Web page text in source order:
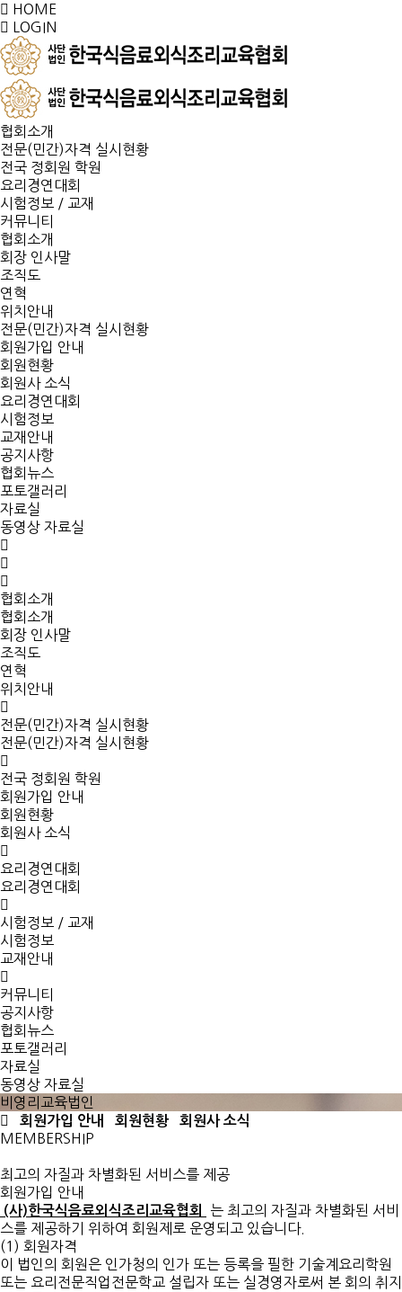
HOME
LOGIN
협회소개
전문(민간)자격 실시현황
전국 정회원 학원
요리경연대회
시험정보 / 교재
커뮤니티
협회소개
회장 인사말
조직도
연혁
위치안내
전문(민간)자격 실시현황
회원가입 안내
회원현황
회원사 소식
요리경연대회
시험정보
교재안내
공지사항
협회뉴스
포토갤러리
자료실
동영상 자료실
협회소개
협회소개
회장 인사말
조직도
연혁
위치안내
전문(민간)자격 실시현황
전문(민간)자격 실시현황
전국 정회원 학원
회원가입 안내
회원현황
회원사 소식
요리경연대회
요리경연대회
시험정보 / 교재
시험정보
교재안내
커뮤니티
공지사항
협회뉴스
포토갤러리
자료실
동영상 자료실
비영리교육법인
회원가입 안내 회원현황 회원사 소식
MEMBERSHIP
최고의 자질과 차별화된 서비스를 제공
회원가입 안내
(사)한국식음료외식조리교육협회
는 최고의 자질과 차별화된 서비
스를 제공하기 위하여 회원제로 운영되고 있습니다.
(1) 회원자격
이 법인의 회원은 인가청의 인가 또는 등록을 필한 기술계요리학원
또는 요리전문직업전문학교 설립자 또는 실경영자로써 본 회의 취지